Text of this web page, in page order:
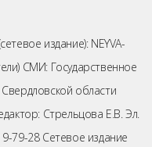
издание): NEYVA-
СМИ: Государственное
области
Стрельцова Е.В. Эл.
79-28 Сетевое издание